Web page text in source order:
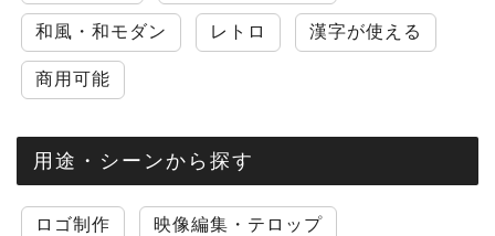
和風・和モダン レトロ 漢字が使える
商用可能
用途・シーンから探す
ロゴ制作 映像編集・テロップ